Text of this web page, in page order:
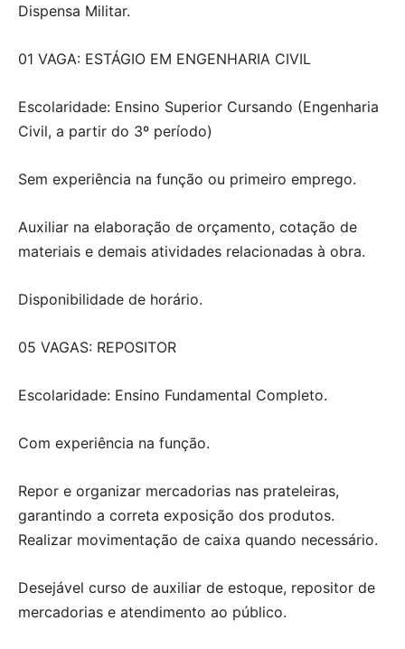
Dispensa Militar.
01 VAGA: ESTÁGIO EM ENGENHARIA CIVIL
Escolaridade: Ensino Superior Cursando (Engenharia
Civil, a partir do 3º período)
Sem experiência na função ou primeiro emprego.
Auxiliar na elaboração de orçamento, cotação de
materiais e demais atividades relacionadas à obra.
Disponibilidade de horário.
05 VAGAS: REPOSITOR
Escolaridade: Ensino Fundamental Completo.
Com experiência na função.
Repor e organizar mercadorias nas prateleiras,
garantindo a correta exposição dos produtos.
Realizar movimentação de caixa quando necessário.
Desejável curso de auxiliar de estoque, repositor de
mercadorias e atendimento ao público.